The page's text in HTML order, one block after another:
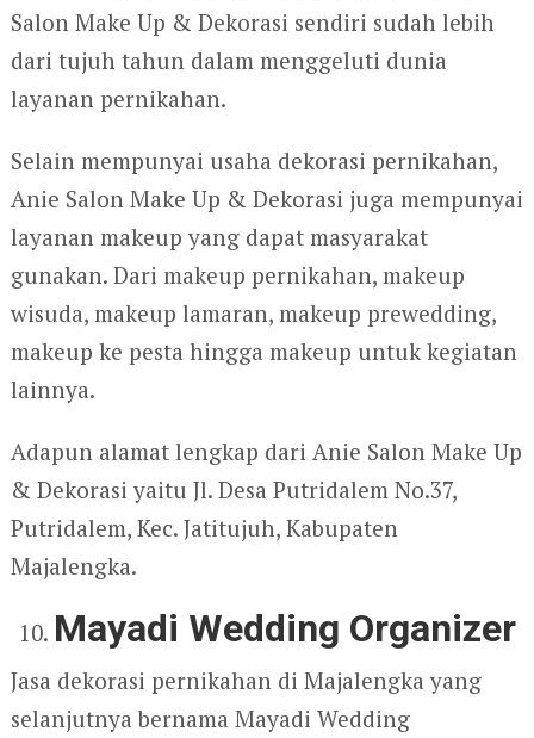
Salon Make Up & Dekorasi sendiri sudah lebih
dari tujuh tahun dalam menggeluti dunia
layanan pernikahan.
Selain mempunyai usaha dekorasi pernikahan,
Anie Salon Make Up & Dekorasi juga mempunyai
layanan makeup yang dapat masyarakat
gunakan. Dari makeup pernikahan, makeup
wisuda, makeup lamaran, makeup prewedding,
makeup ke pesta hingga makeup untuk kegiatan
lainnya.
Adapun alamat lengkap dari Anie Salon Make Up
& Dekorasi yaitu Jl. Desa Putridalem No.37,
Putridalem, Kec. Jatitujuh, Kabupaten
Majalengka.
Mayadi Wedding Organizer
Jasa dekorasi pernikahan di Majalengka yang
selanjutnya bernama Mayadi Wedding